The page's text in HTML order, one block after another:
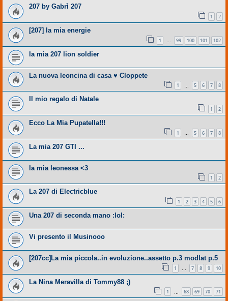
207 by Gabrì 207
1 2
[207] la mia energie
1 … 99 100 101 102
la mia 207 lion soldier
La nuova leoncina di casa ♥ Cloppete
1 5 6 7 8
Il mio regalo di Natale
1 2
Ecco La Mia Pupatella!!!
1 … 5 6 7 8
La mia 207 GTI ...
la mia leonessa <3
1 2
La 207 di Electricblue
1 2 3 4 5 6
Una 207 di seconda mano :lol:
Vi presento il Musinooo
[207cc]La mia piccola..in evoluzione..assetto p.3 modlat p.5
1 … 7 8 9 10
La Nina Meravilla di Tommy88 ;)
1 68 69 70 71